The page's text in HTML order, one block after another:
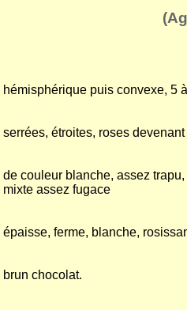
hémisphérique puis convexe, 5
serrées, étroites, roses
de couleur blanche, assez
mixte assez fugace
épaisse, ferme, blanche,
brun chocolat.